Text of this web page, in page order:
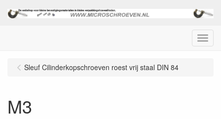
Menu
Sleuf Cilinderkopschroeven roest vrij staal DIN 84
M3